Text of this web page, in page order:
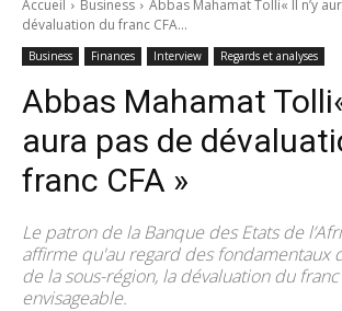
Accueil Business
Abbas Mahamat Tolli« Il n’y
dévaluation du franc CFA...
Business Finances Interview Regards et analyses
Abbas Mahamat
aura pas de
franc CFA »
Le patron de la Banque des Etats de
affirme qu'au regard des fondamentaux
de la sous-région, la dévaluation du franc
envisageable.